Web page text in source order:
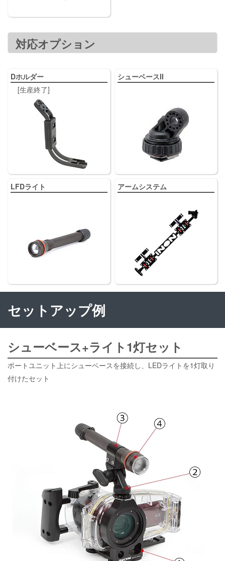
対応オプション
Dホルダー
[生産終了]
シューベースII
LFDライト アームシステム
セットアップ例
シューベース+ライト1灯セット
ポートユニット上にシューベースを接続し、LEDライトを1灯取り
付けたセット